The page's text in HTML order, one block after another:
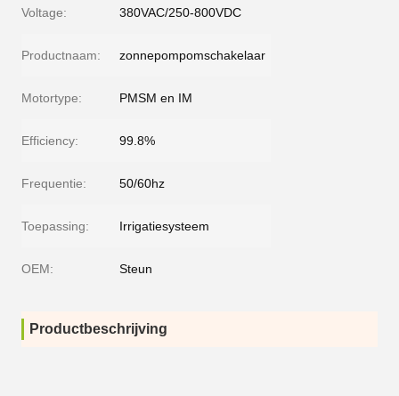
Voltage: 380VAC/250-800VDC
Productnaam: zonnepompomschakelaar
Motortype: PMSM en IM
Efficiency: 99.8%
Frequentie: 50/60hz
Toepassing: Irrigatiesysteem
OEM: Steun
Productbeschrijving